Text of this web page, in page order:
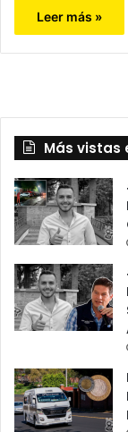
Leer más »
Más vistas